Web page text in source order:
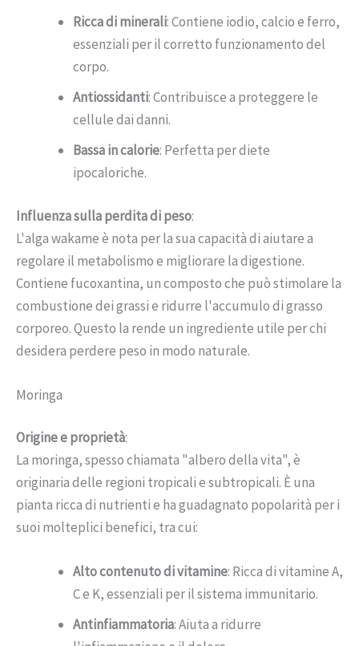
Ricca di minerali: Contiene iodio, calcio e ferro,
essenziali per il corretto funzionamento del
corpo.
Antiossidanti: Contribuisce a proteggere le
cellule dai danni.
Bassa in calorie: Perfetta per diete
ipocaloriche.
Influenza sulla perdita di peso:
L'alga wakame è nota per la sua capacità di aiutare a
regolare il metabolismo e migliorare la digestione.
Contiene fucoxantina, un composto che può stimolare la
combustione dei grassi e ridurre l'accumulo di grasso
corporeo. Questo la rende un ingrediente utile per chi
desidera perdere peso in modo naturale.
Moringa
Origine e proprietà:
La moringa, spesso chiamata "albero della vita", è
originaria delle regioni tropicali e subtropicali. È una
pianta ricca di nutrienti e ha guadagnato popolarità per i
suoi molteplici benefici, tra cui:
Alto contenuto di vitamine: Ricca di vitamine A,
C e K, essenziali per il sistema immunitario.
Antinfiammatoria: Aiuta a ridurre